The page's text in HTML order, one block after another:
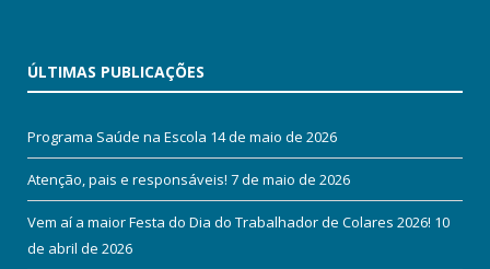
ÚLTIMAS PUBLICAÇÕES
Programa Saúde na Escola 14 de maio de 2026
Atenção, pais e responsáveis! 7 de maio de 2026
Vem aí a maior Festa do Dia do Trabalhador de Colares 2026! 10
de abril de 2026